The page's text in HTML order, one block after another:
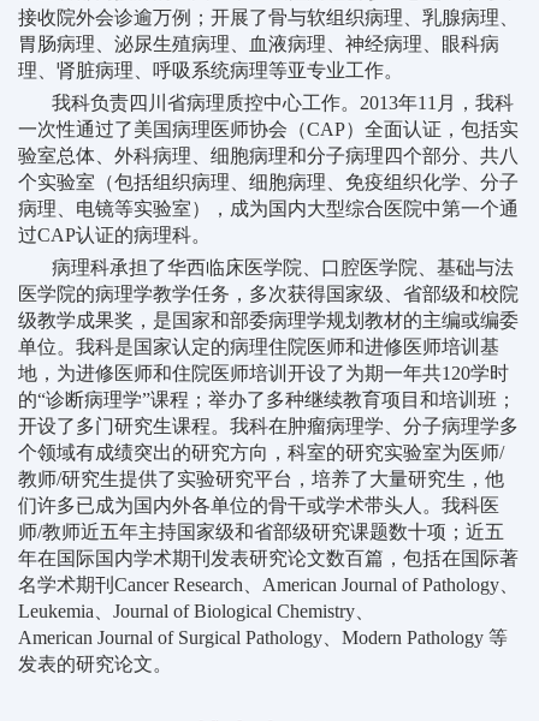
接收院外会诊逾万例；开展了骨与软组织病理、乳腺病理、
胃肠病理、泌尿生殖病理、血液病理、神经病理、眼科病
理、肾脏病理、呼吸系统病理等亚专业工作。
我科负责四川省病理质控中心工作。 2013年11月，我科
一次性通过了美国病理医师协会（CAP）全面认证，包括实
验室总体、外科病理、细胞病理和分子病理四个部分、共八
个实验室（包括组织病理、细胞病理、免疫组织化学、分子
病理、电镜等实验室），成为国内大型综合医院中第一个通
过CAP认证的病理科。
病理科承担了华西临床医学院、口腔医学院、基础与法
医学院的病理学教学任务，多次获得国家级、省部级和校院
级教学成果奖，是国家和部委病理学规划教材的主编或编委
单位。我科是国家认定的病理住院医师和进修医师培训基
地，为进修医师和住院医师培训开设了为期一年共120学时
的“诊断病理学”课程；举办了多种继续教育项目和培训班；
开设了多门研究生课程。我科在肿瘤病理学、分子病理学多
个领域有成绩突出的研究方向，科室的研究实验室为医师/
教师/研究生提供了实验研究平台，培养了大量研究生，他
们许多已成为国内外各单位的骨干或学术带头人。我科医
师/教师近五年主持国家级和省部级研究课题数十项；近五
年在国际国内学术期刊发表研究论文数百篇，包括在国际著
名学术期刊 Cancer Research、American Journal of Pathology、
Leukemia、Journal of Biological Chemistry、
American Journal of Surgical Pathology、Modern Pathology 等
发表的研究论文。